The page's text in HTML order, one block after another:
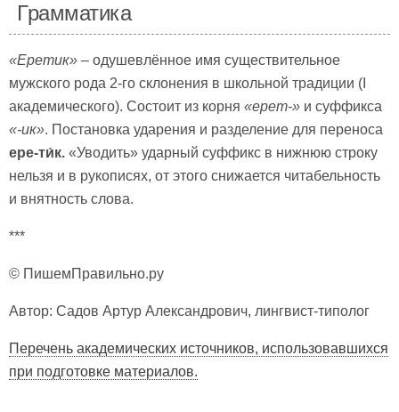
Грамматика
«Еретик» – одушевлённое имя существительное
мужского рода 2-го склонения в школьной традиции (I
академического). Состоит из корня «ерет-» и суффикса
«-ик». Постановка ударения и разделение для переноса
ере-ти́к. «Уводить» ударный суффикс в нижнюю строку
нельзя и в рукописях, от этого снижается читабельность
и внятность слова.
***
© ПишемПравильно.ру
Автор: Садов Артур Александрович, лингвист-типолог
Перечень академических источников, использовавшихся
при подготовке материалов.